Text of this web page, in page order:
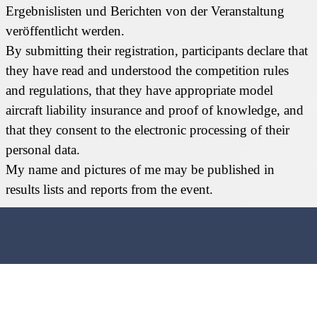
Ergebnislisten und Berichten von der Veranstaltung
veröffentlicht werden.
By submitting their registration, participants declare that
they have read and understood the competition rules
and regulations, that they have appropriate model
aircraft liability insurance and proof of knowledge, and
that they consent to the electronic processing of their
personal data.
My name and pictures of me may be published in
results lists and reports from the event.